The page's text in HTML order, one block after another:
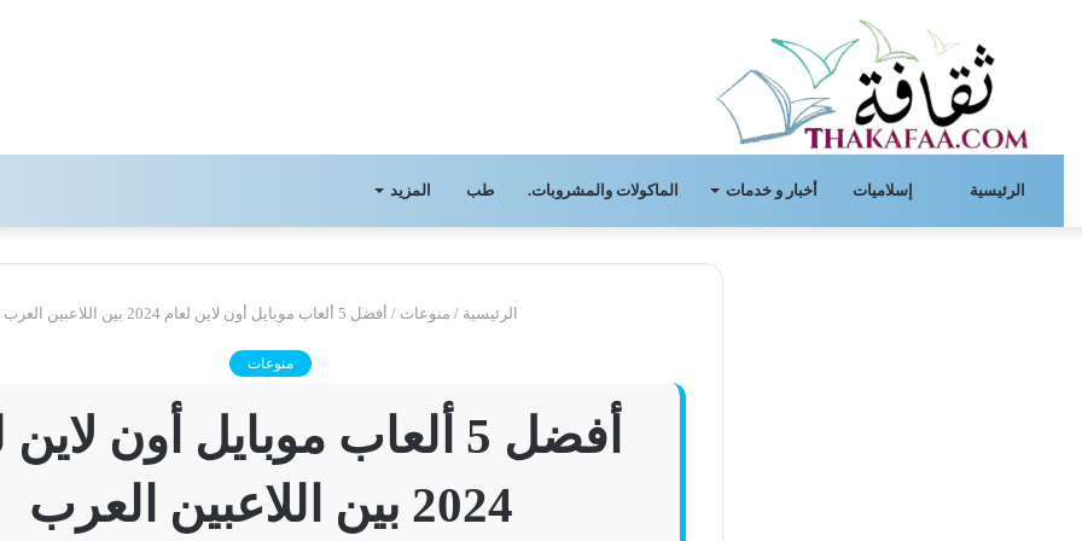
الرئيسية إسلاميات أخبار و خدمات الماكولات والمشروبات. طب المزيد
الرئيسية / منوعات / أفضل 5 ألعاب موبايل أون لاين لعام 2024 بين اللاعبين العرب
منوعات
أفضل 5 ألعاب موبايل أون
2024 بين اللاعبين العرب